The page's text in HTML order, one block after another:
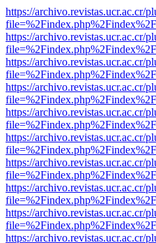
https://archivo.revistas.ucr.ac.cr/
https://archivo.revistas.ucr.ac.cr/
https://archivo.revistas.ucr.ac.cr/
https://archivo.revistas.ucr.ac.cr/
https://archivo.revistas.ucr.ac.cr/
https://archivo.revistas.ucr.ac.cr/
https://archivo.revistas.ucr.ac.cr/
https://archivo.revistas.ucr.ac.cr/
https://archivo.revistas.ucr.ac.cr/
https://archivo.revistas.ucr.ac.cr/